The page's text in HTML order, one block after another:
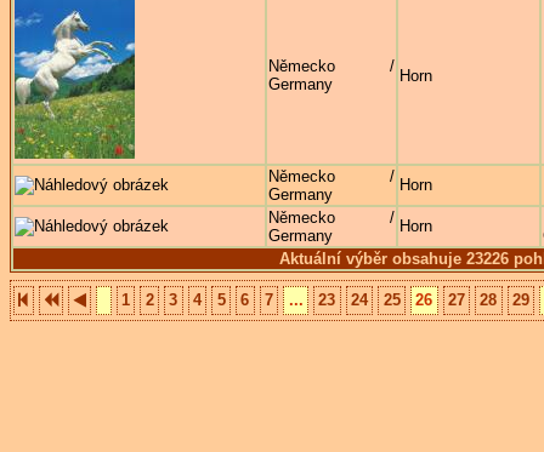
Aktuální výběr obsahuje 23226
Německo /
Germany
Horn
Německo /
Germany
Horn
Německo /
Germany
Horn
1 2 3 4 5 6 7 ... 23 24 25 26 27 28 29